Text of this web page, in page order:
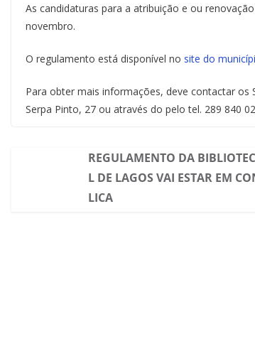
As candidaturas para a atribuição e ou
novembro.
O regulamento está disponível no site do
Para obter mais informações, deve contactar os
Serpa Pinto, 27 ou através do pelo tel. 289 840
REGULAMENTO DA
L DE LAGOS VAI ESTAR EM
LICA